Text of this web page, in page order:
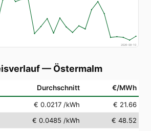
2026-08-10
— Östermalm
Durchschnitt €/MWh
€ 0.0217 /kWh
€ 21.66
€ 0.0485 /kWh
€ 48.52